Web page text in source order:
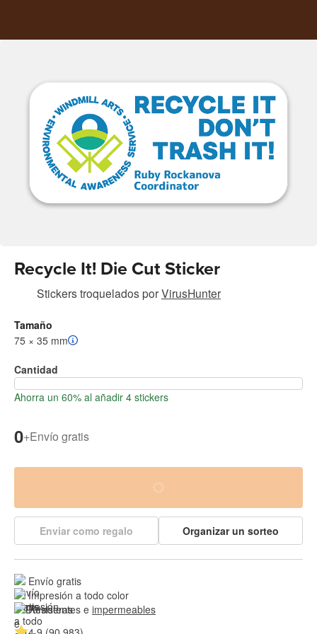
Recycle It! Die Cut Sticker
Stickers troqueladosporVirusHunter
Tamaño
75 × 35 mm
Cantidad
Ahorra un 60% al añadir 4 stickers
0+Envío gratis
Enviar como regalo Organizar un sorteo
Envío gratis
Impresión a todo color
Resistentes e impermeables